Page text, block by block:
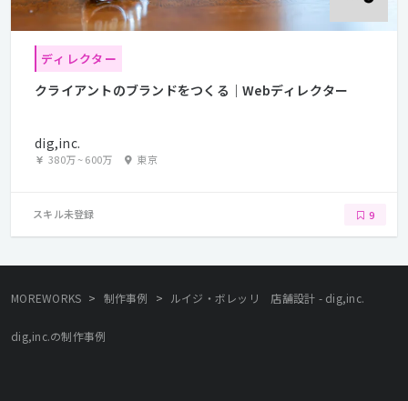
ディレクター
クライアントのブランドをつくる｜Webディレクター
dig,inc.
380万~600万 東京
スキル未登録 9
MOREWORKS > 制作事例 > ルイジ・ボレッリ 店舗設計 - dig,inc.
dig,inc.の制作事例